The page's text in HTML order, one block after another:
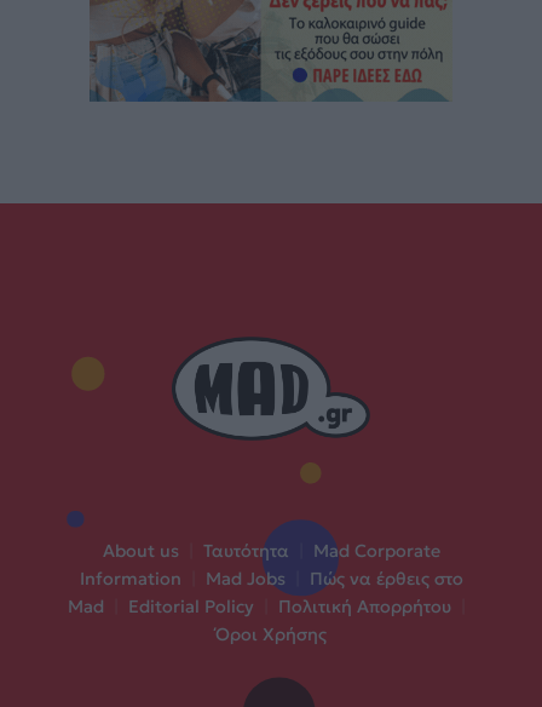
About us Ταυτότητα
Mad Corporate
Information
Mad Jobs
Πώς να έρθεις στο
Mad
Editorial Policy Πολιτική Απορρήτου
Όροι Χρήσης